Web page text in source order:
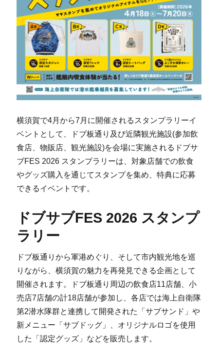
横須賀で4月から7月に開催されるスタンプラリーイ
ベントとして、ドブ板通り及び近隣観光施設(参加飲
食店、物販店、観光施設)を会場に実施されるドブサ
ブFES 2026 スタンプラリーは、対象店舗での飲食
やグッズ購入を通じてスタンプを集め、特典に応募
できるイベントです。
ドブサブFES 2026 スタンプ
ラリー
ドブ板通りから軍港めぐり、そして市内観光地を巡
りながら、横須賀の魅力を再発見できる企画として
開催されます。ドブ板通り周辺の飲食店11店舗、小
売店7店舗の計18店舗が参加し、各店では海上自衛隊
第2潜水隊群と連携して開発された「サブサンド」や
新メニュー「サブドッグ」、オリジナルロゴを使用
した「認定グッズ」などを販売します。